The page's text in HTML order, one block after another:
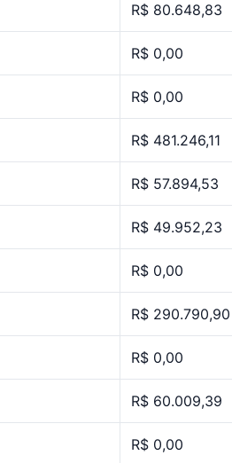
R$ 80.648,83
R$ 0,00
R$ 0,00
R$ 481.246,11
R$ 57.894,53
R$ 49.952,23
R$ 0,00
R$ 290.790,90
R$ 0,00
R$ 60.009,39
R$ 0,00